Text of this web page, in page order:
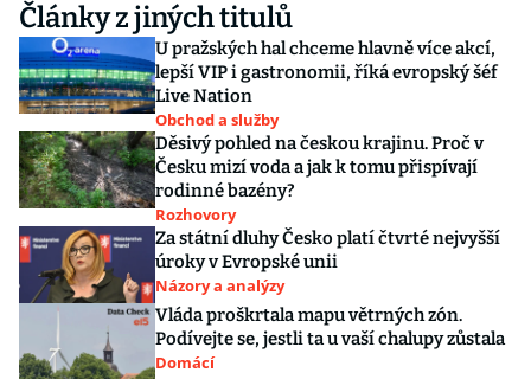
Články z jiných titulů
U pražských hal chceme hlavně více akcí,
lepší VIP i gastronomii, říká evropský šéf
Live Nation
Obchod a služby
Děsivý pohled na českou krajinu. Proč v
Česku mizí voda a jak k tomu přispívají
rodinné bazény?
Rozhovory
Za státní dluhy Česko platí čtvrté nejvyšší
úroky v Evropské unii
Názory a analýzy
Vláda proškrtala mapu větrných zón.
Podívejte se, jestli ta u vaší chalupy zůstala
Domácí